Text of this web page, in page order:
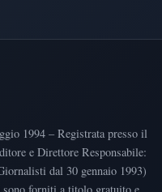
1994 – Registrata presso il
e Direttore Responsabile:
dal 30 gennaio 1993)